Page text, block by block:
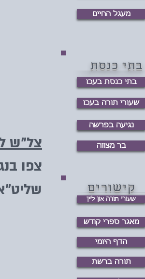
צל"ש
צפו
מעגל החיים
בתי כנסת
בתי כנסת בעכו
שעורי תורה בעכו
נגיעה בפרשה
בר מצווה
קישורים
שעורי תורה און ליין
מאגר ספרי קודש
הדף היומי
תורה ברשת